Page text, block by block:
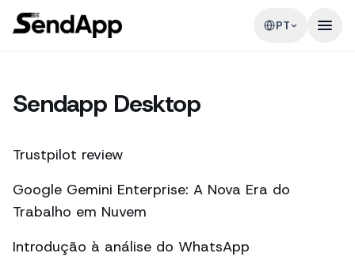
PT
Sendapp Desktop
Trustpilot review
Google Gemini Enterprise: A Nova Era do
Trabalho em Nuvem
Introdução à análise do WhatsApp